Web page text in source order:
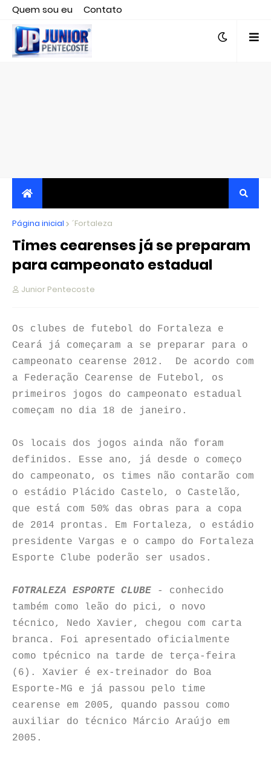
Quem sou eu
Contato
Editor responsável, jornalista Clovis Almeida.
JORNALISMO INDEPENDENTE, TRANSPARENTE E
CRÍTICO
Página inicial ´Fortaleza
Times cearenses já se preparam
para campeonato estadual
Junior Pentecoste
Os clubes de futebol do Fortaleza e
Ceará já começaram a se preparar para o
campeonato cearense 2012. De acordo com
a Federação Cearense de Futebol, os
primeiros jogos do campeonato estadual
começam no dia 18 de janeiro.
Os locais dos jogos ainda não foram
definidos. Esse ano, já desde o começo
do campeonato, os times não contarão com
o estádio Plácido Castelo, o Castelão,
que está com 50% das obras para a copa
de 2014 prontas. Em Fortaleza, o estádio
presidente Vargas e o campo do Fortaleza
Esporte Clube poderão ser usados.
FOTRALEZA ESPORTE CLUBE - conhecido
também como leão do pici, o novo
técnico, Nedo Xavier, chegou com carta
branca. Foi apresentado oficialmente
como tpécnico na tarde de terça-feira
(6). Xavier é ex-treinador do Boa
Esporte-MG e já passou pelo time
cearense em 2005, quando passou como
auxiliar do técnico Márcio Araújo em
2005.